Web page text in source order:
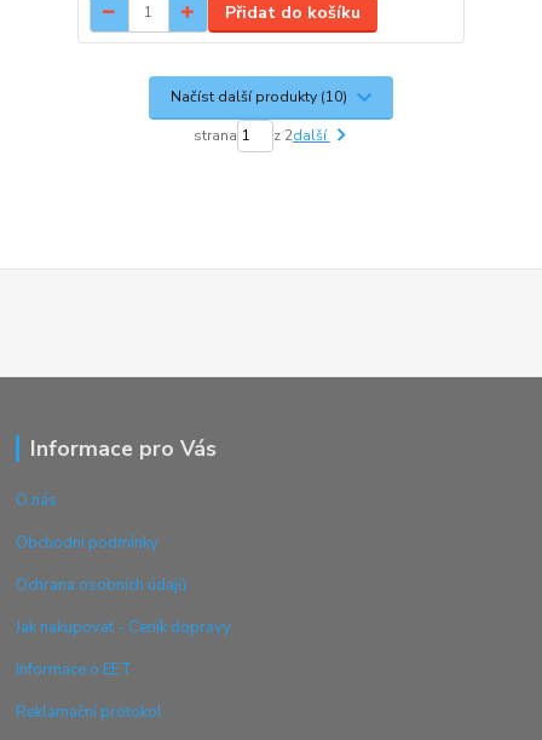
Přidat do košíku
Načíst další produkty (10)
strana z 2další
Informace pro Vás
O nás
Obchodní podmínky
Ochrana osobních údajů
Jak nakupovat - Ceník dopravy
Informace o EET
Reklamační protokol